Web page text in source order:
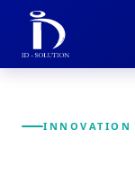
INNOVATION